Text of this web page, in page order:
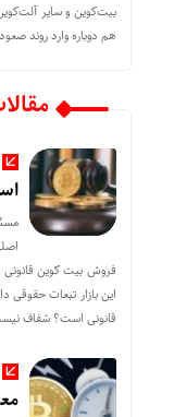
بیت‌کوین و سایر
هم دوباره وارد روند
فروش بیت کوین قانونی
این بازار تبعات حقوقی
قانونی است؟ شفاف